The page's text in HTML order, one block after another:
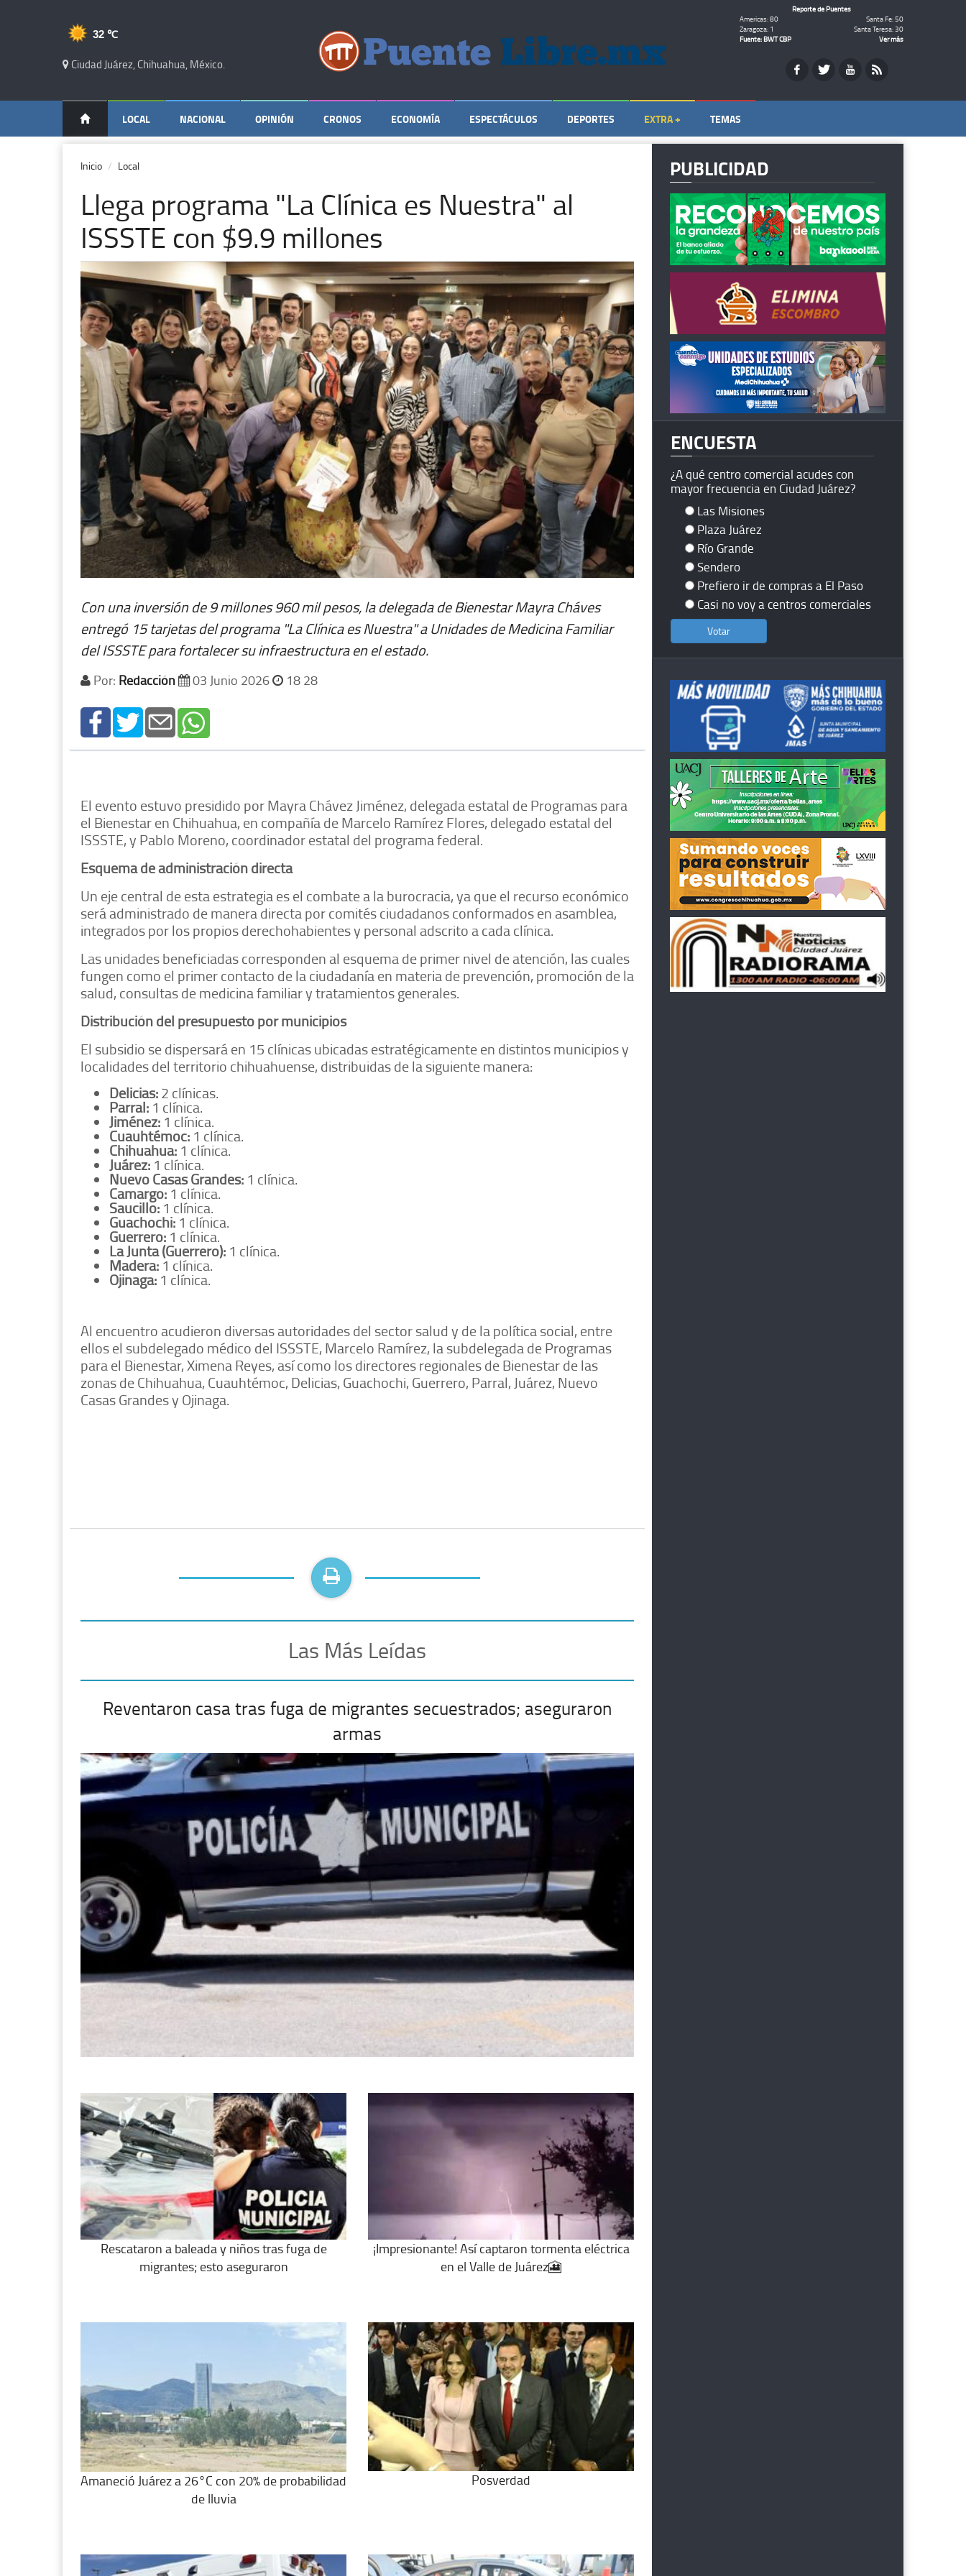
32 ℃
Ciudad Juárez, Chihuahua, México.
Reporte de Puentes
Americas: 80
Santa Fe: 50
Zaragoza: 1
Santa Teresa: 30
Fuente: BWT CBP
Ver más
LOCAL NACIONAL OPINIÓN CRONOS ECONOMÍA ESPECTÁCULOS DEPORTES EXTRA + TEMAS
Inicio Local
Llega programa "La Clínica es Nuestra" al
ISSSTE con $9.9 millones
Con una inversión de 9 millones 960 mil pesos, la delegada de Bienestar Mayra Cháves
entregó 15 tarjetas del programa "La Clínica es Nuestra" a Unidades de Medicina Familiar
del ISSSTE para fortalecer su infraestructura en el estado.
Por: Redacción 03 Junio 2026 18 28
El evento estuvo presidido por Mayra Chávez Jiménez, delegada estatal de Programas para
el Bienestar en Chihuahua, en compañía de Marcelo Ramírez Flores, delegado estatal del
ISSSTE, y Pablo Moreno, coordinador estatal del programa federal.
Esquema de administración directa
Un eje central de esta estrategia es el combate a la burocracia, ya que el recurso económico
será administrado de manera directa por comités ciudadanos conformados en asamblea,
integrados por los propios derechohabientes y personal adscrito a cada clínica.
Las unidades beneficiadas corresponden al esquema de primer nivel de atención, las cuales
fungen como el primer contacto de la ciudadanía en materia de prevención, promoción de la
salud, consultas de medicina familiar y tratamientos generales.
Distribución del presupuesto por municipios
El subsidio se dispersará en 15 clínicas ubicadas estratégicamente en distintos municipios y
localidades del territorio chihuahuense, distribuidas de la siguiente manera:
Delicias:2 clínicas.
Parral: 1 clínica.
Jiménez: 1 clínica.
Cuauhtémoc: 1 clínica.
Chihuahua: 1 clínica.
Juárez: 1 clínica.
Nuevo Casas Grandes: 1 clínica.
Camargo: 1 clínica.
Saucillo: 1 clínica.
Guachochi: 1 clínica.
Guerrero: 1 clínica.
La Junta (Guerrero): 1 clínica.
Madera: 1 clínica.
Ojinaga: 1 clínica.
Al encuentro acudieron diversas autoridades del sector salud y de la política social, entre
ellos el subdelegado médico del ISSSTE, Marcelo Ramírez, la subdelegada de Programas
para el Bienestar, Ximena Reyes, así como los directores regionales de Bienestar de las
zonas de Chihuahua, Cuauhtémoc, Delicias, Guachochi, Guerrero, Parral, Juárez, Nuevo
Casas Grandes y Ojinaga.
Las Más Leídas
Reventaron casa tras fuga de migrantes secuestrados; aseguraron
armas
Rescataron a baleada y niños tras fuga de
migrantes; esto aseguraron
¡Impresionante! Así captaron tormenta eléctrica
en el Valle de Juárez🎦
Amaneció Juárez a 26°C con 20% de probabilidad
de lluvia
Posverdad
PUBLICIDAD
ENCUESTA
¿A qué centro comercial acudes con
mayor frecuencia en Ciudad Juárez?
Las Misiones
Plaza Juárez
Río Grande
Sendero
Prefiero ir de compras a El Paso
Casi no voy a centros comerciales